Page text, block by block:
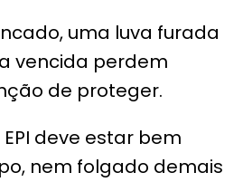
uma luva furada
vencida perdem
de proteger.
deve estar bem
nem folgado demais